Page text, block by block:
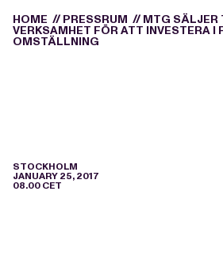
HOME // PRESSRUM // MTG SÄLJER
VERKSAMHET FÖR ATT INVESTERA I
OMSTÄLLNING
STOCKHOLM
JANUARY 25, 2017
08.00 CET